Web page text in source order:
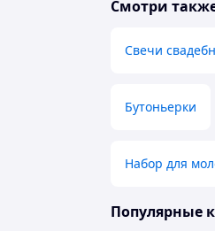
Смотри
Свечи
Бутоньерки
Набор для
Популярные